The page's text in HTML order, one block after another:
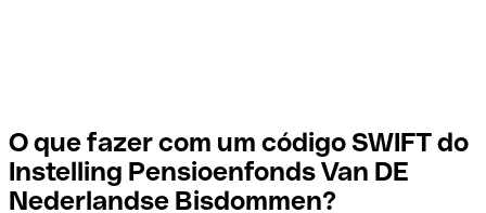
O que fazer com um código SWIFT do
Instelling Pensioenfonds Van DE
Nederlandse Bisdommen?